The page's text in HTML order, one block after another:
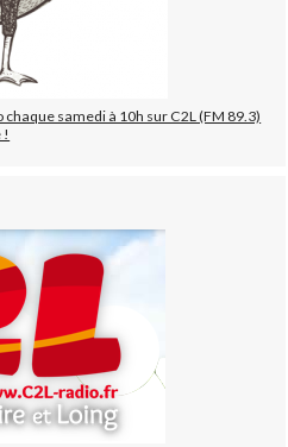
samedi à 10h sur C2L (FM 89.3)
!